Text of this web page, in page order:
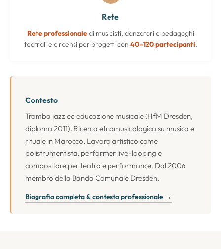
Rete
Rete professionaledi musicisti, danzatori e pedagoghi
teatrali e circensi per progetti con 40–120 partecipanti.
Contesto
Tromba jazz ed educazione musicale (HfM Dresden,
diploma 2011). Ricerca etnomusicologica su musica e
rituale in Marocco. Lavoro artistico come
polistrumentista, performer live-looping e
compositore per teatro e performance. Dal 2006
membro della Banda Comunale Dresden.
Biografia completa & contesto professionale →